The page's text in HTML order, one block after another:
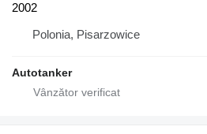
2002
Polonia, Pisarzowice
Autotanker